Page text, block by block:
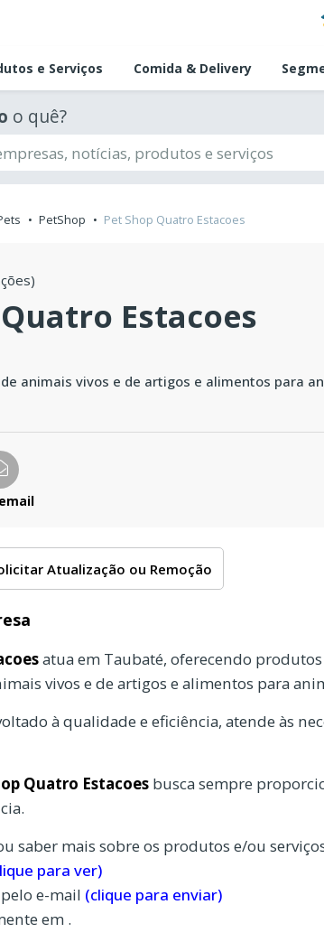
e Serviços Comida & Delivery
o quê?
PetShop Pet Shop Quatro Estacoes
Estacoes
animais vivos e de artigos e alimentos para
Atualização ou Remoção
atua em Taubaté, oferecendo
vivos e de artigos e alimentos para
à qualidade e eficiência, atende às
Quatro Estacoes busca sempre
saber mais sobre os produtos e/ou
para ver)
e-mail (clique para enviar)
em .